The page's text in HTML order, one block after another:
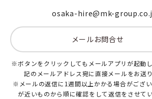
osaka-hire@mk-
メールお問合せ
※ボタンをクリックしてもメールアプリが起動
記のメールアドレス宛に直接メールをお送り
※メールの返信に1週間以上かかる場合がござ
が近いものから順に確認をして返信をさせてい